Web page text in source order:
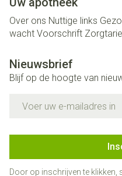
Over ons Nuttige links
wacht Voorschrift
Nieuwsbrief
Blijf op de hoogte van
Door op inschrijven te